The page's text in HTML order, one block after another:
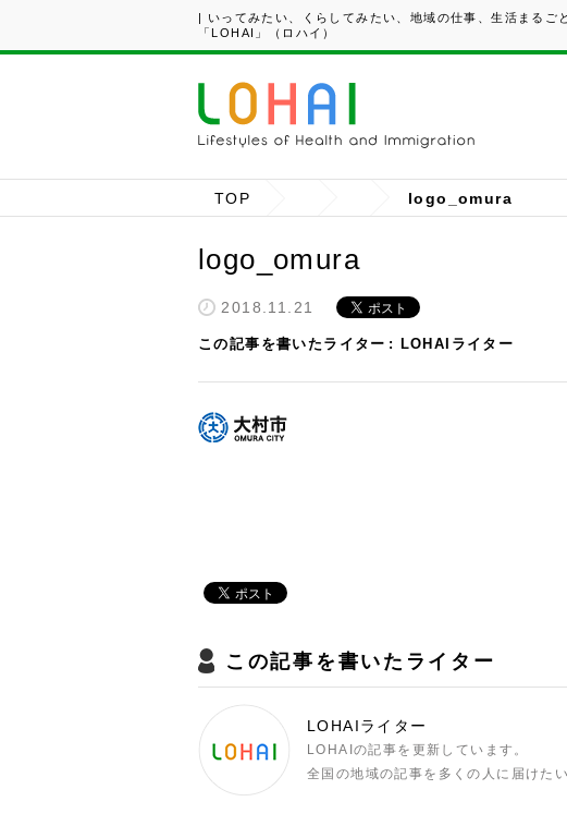
| いってみたい、くらしてみたい、地域の仕事、生活まるご
「LOHAI」（ロハイ）
TOP logo_omura
logo_omura
2018.11.21
この記事を書いたライター LOHAIライター
この記事を書いたライター
LOHAIライター
LOHAIの記事を更新しています。
全国の地域の記事を多くの人に届けた